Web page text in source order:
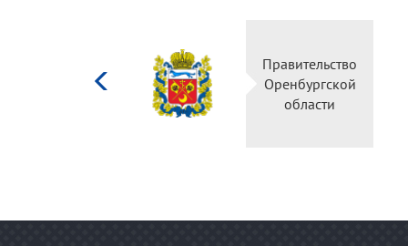
культуры
Российской
Правительство
Оренбургской
области